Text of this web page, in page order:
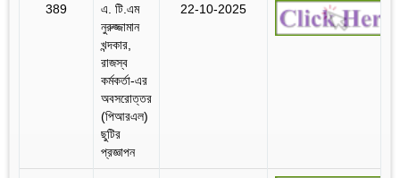
389
এ. টি.এম
নুরুজ্জামান
খন্দকার,
রাজস্ব
কর্মকর্তা-এর
অবসরোত্তর
(পিআরএল)
ছুটির
প্রজ্ঞাপন
22-10-2025